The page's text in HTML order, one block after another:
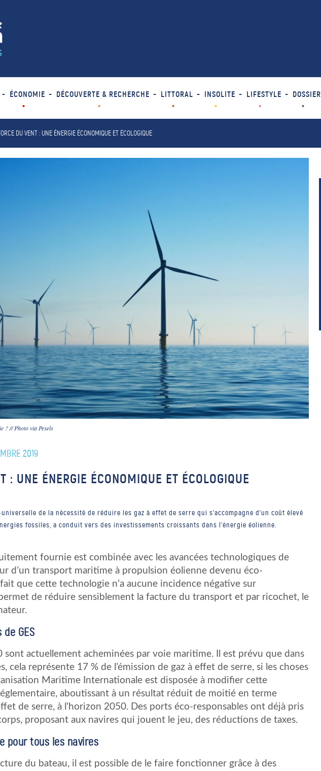
ÉCONOMIE DÉCOUVERTE & RECHERCHE LITTORAL INSOLITE LIFESTYLE DOSSIER
DU VENT : UNE ÉNERGIE ÉCONOMIQUE ET ÉCOLOGIQUE
? // Photo via Pexels
2019
: UNE ÉNERGIE ÉCONOMIQUE ET ÉCOLOGIQUE
de la nécessité de réduire les gaz à effet de serre qui s'accompagne d'un coût élevé
fossiles, a conduit vers des investissements croissants dans l'énergie éolienne.
fournie est combinée avec les avancées technologiques de
d’un transport maritime à propulsion éolienne devenu éco-
que cette technologie n’a aucune incidence négative sur
de réduire sensiblement la facture du transport et par ricochet, le
GES
sont actuellement acheminées par voie maritime. Il est prévu que dans
cela représente 17 % de l’émission de gaz à effet de serre, si les choses
Maritime Internationale est disposée à modifier cette
aboutissant à un résultat réduit de moitié en terme
de serre, à l’horizon 2050. Des ports éco-responsables ont déjà pris
proposant aux navires qui jouent le jeu, des réductions de taxes.
pour tous les navires
du bateau, il est possible de le faire fonctionner grâce à des